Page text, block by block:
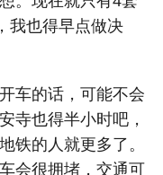
我也得早点做决
车的话，可能不会
寺也得半小时吧，
铁的人就更多了。
会很拥堵，交通可